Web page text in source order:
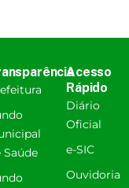
Saúde
Acesso
Rápido
Diário
Oficial
e-SIC
Ouvidoria